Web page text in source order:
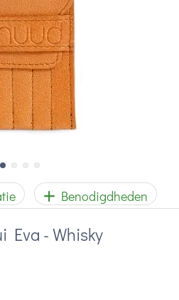
Benodigdheden
Eva - Whisky